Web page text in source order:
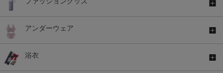
アンダーウェア
浴衣